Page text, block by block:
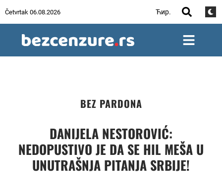
Četvrtak 06.08.2026 Ћир.
BEZ PARDONA
DANIJELA NESTOROVIĆ:
NEDOPUSTIVO JE DA SE HIL MEŠA U
UNUTRAŠNJA PITANJA SRBIJE!